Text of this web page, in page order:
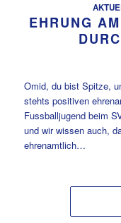
EHRUNG
Omid, du bist Spitze,
stehts positiven
Fussballjugend beim
und wir wissen auch,
ehrenamtlich…